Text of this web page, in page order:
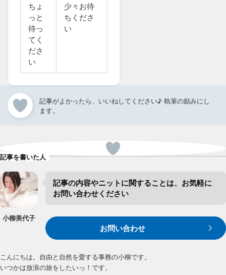
ちょ
っと
待っ
てく
ださ
い
少々お待
ちくださ
い
記事を書いた人
小柳美代子
記事の​内容や​ニットに​関する​ことは、​お気軽に​
お問い合わせ​ください
お問い合わせ
こんにちは。自由と自然を愛する事務の小柳です。
いつかは放浪の旅をしたいっ！です。